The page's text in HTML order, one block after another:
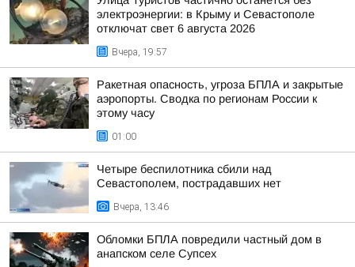
электроэнергии: в Крыму и Севастополе
отключат свет 6 августа 2026
Вчера, 19:57
Ракетная опасность, угроза БПЛА и закрытые
аэропорты. Сводка по регионам России к
этому часу
01:00
Четыре беспилотника сбили над
Севастополем, пострадавших нет
Вчера, 13:46
Обломки БПЛА повредили частный дом в
анапском селе Супсех